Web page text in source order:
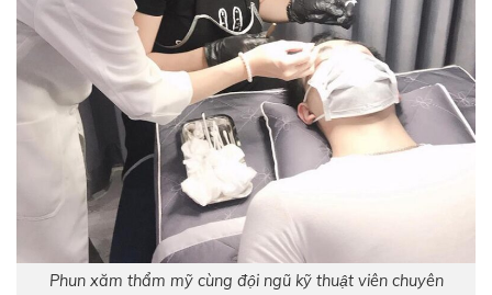
Phun xăm thẩm mỹ cùng đội ngũ kỹ thuật viên chuyên